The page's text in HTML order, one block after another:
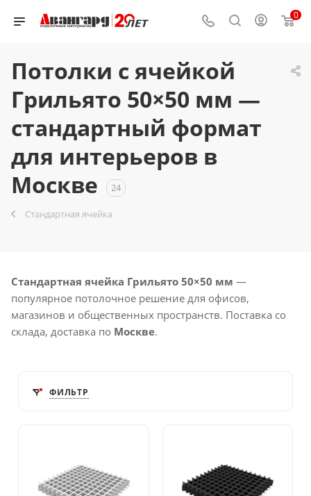
0
Потолки с ячейкой
Грильято 50×50 мм —
стандартный формат
для интерьеров в
Москве
24
Стандартная ячейка
Стандартная ячейка Грильято 50×50 мм —
популярное потолочное решение для офисов,
магазинов и общественных пространств. Поставка со
склада, доставка по Москве.
ФИЛЬТР